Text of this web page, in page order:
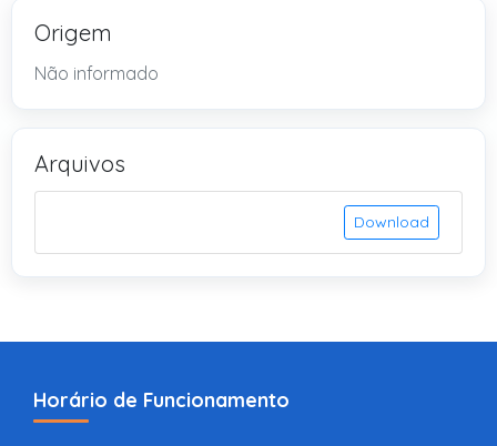
Origem
Não informado
Arquivos
Download
Horário de Funcionamento